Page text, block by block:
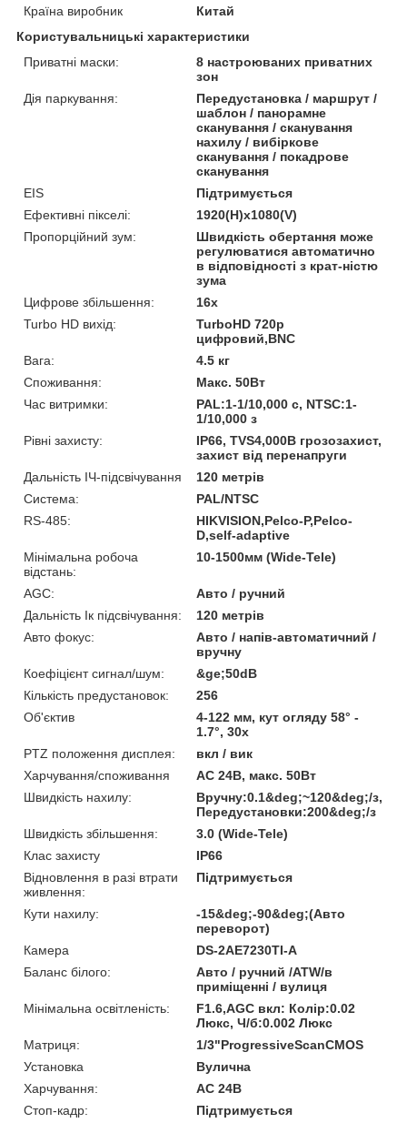
Країна виробник
Китай
Користувальницькі характеристики
Приватні маски:
8 настроюваних приватних
зон
Дія паркування:
Передустановка / маршрут /
шаблон / панорамне
сканування / сканування
нахилу / вибіркове
сканування / покадрове
сканування
EIS
Підтримується
Ефективні пікселі:
1920(H)x1080(V)
Пропорційний зум:
Швидкість обертання може
регулюватися автоматично
в відповідності з крат-ністю
зума
Цифрове збільшення:
16x
Turbo HD вихід:
TurboHD 720p
цифровий,BNC
Вага:
4.5 кг
Споживання:
Макс. 50Вт
Час витримки:
PAL:1-1/10,000 с, NTSC:1-
1/10,000 з
Рівні захисту:
IP66, TVS4,000В грозозахист,
захист від перенапруги
Дальність ІЧ-підсвічування
120 метрів
Система:
PAL/NTSC
RS-485:
HIKVISION,Pelco-P,Pelco-
D,self-adaptive
Мінімальна робоча
відстань:
10-1500мм (Wide-Tele)
AGC:
Авто / ручний
Дальність Ік підсвічування:
120 метрів
Авто фокус:
Авто / напів-автоматичний /
вручну
Коефіцієнт сигнал/шум:
&ge;50dB
Кількість предустановок:
256
Об'єктив
4-122 мм, кут огляду 58° -
1.7°, 30x
PTZ положення дисплея:
вкл / вик
Харчування/споживання
AC 24В, макс. 50Вт
Швидкість нахилу:
Вручну:0.1&deg;~120&deg;/з,
Передустановки:200&deg;/з
Швидкість збільшення:
3.0 (Wide-Tele)
Клас захисту
IP66
Відновлення в разі втрати
живлення:
Підтримується
Кути нахилу:
-15&deg;-90&deg;(Авто
переворот)
Камера
DS-2AE7230TI-A
Баланс білого:
Авто / ручний /ATW/в
приміщенні / вулиця
Мінімальна освітленість:
F1.6,AGC вкл: Колір:0.02
Люкс, Ч/б:0.002 Люкс
Матриця:
1/3"ProgressiveScanCMOS
Установка
Вулична
Харчування:
AC 24В
Стоп-кадр:
Підтримується